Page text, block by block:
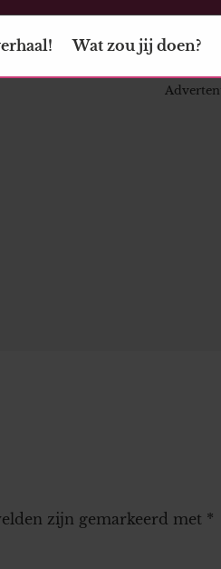
Wat zou jij doen?
zijn gemarkeerd met *